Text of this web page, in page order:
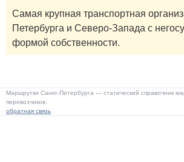
Самая крупная транспортная
Петербурга и Северо-Запада с
формой собственности.
Маршрутки Санкт-Петербурга — статический справочник
перевозчиков.
обратная связь